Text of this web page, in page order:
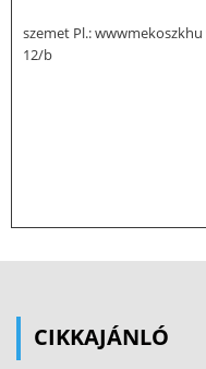
szemet Pl.:
12/b
CIKKAJÁNLÓ